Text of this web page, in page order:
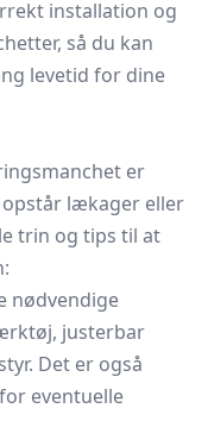
installation og
så du kan
levetid for dine
er
lækager eller
trin og tips til at
nødvendige
justerbar
Det er også
eventuelle